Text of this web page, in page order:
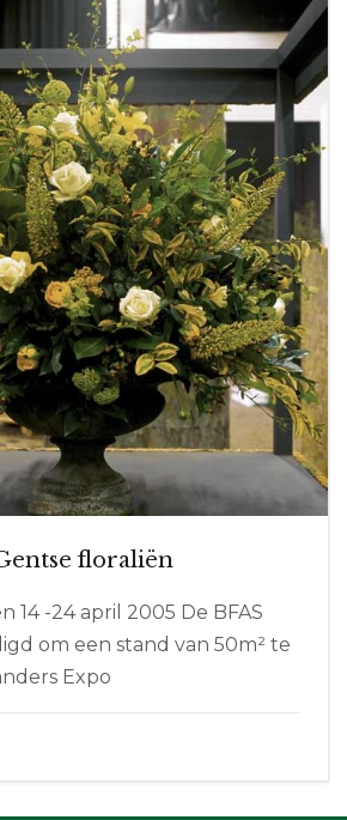
floraliën
14 -24 april 2005 De BFAS
om een stand van 50m² te
Expo